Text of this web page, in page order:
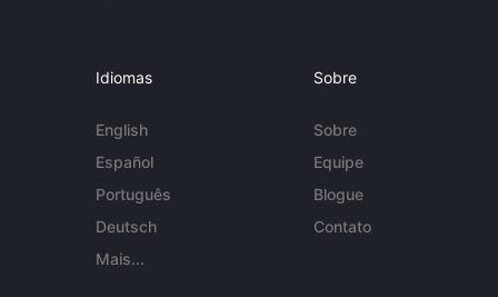
Idiomas
English
Español
Português
Deutsch
Mais...
Sobre
Sobre
Equipe
Blogue
Contato